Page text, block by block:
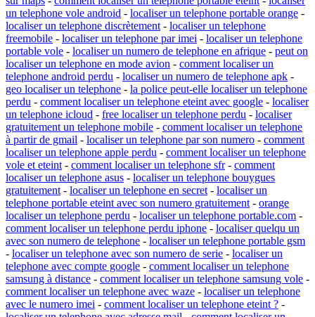
un telephone vole android - localiser un telephone portable orange -
localiser un telephone discrètement - localiser un telephone
freemobile - localiser un telephone par imei - localiser un telephone
portable vole - localiser un numero de telephone en afrique - peut on
localiser un telephone en mode avion - comment localiser un
telephone android perdu - localiser un numero de telephone apk -
geo localiser un telephone - la police peut-elle localiser un telephone
perdu - comment localiser un telephone eteint avec google - localiser
un telephone icloud - free localiser un telephone perdu - localiser
gratuitement un telephone mobile - comment localiser un telephone
à partir de gmail - localiser un telephone par son numero - comment
localiser un telephone apple perdu - comment localiser un telephone
vole et eteint - comment localiser un telephone sfr- comment
localiser un telephone asus - localiser un telephone bouygues
gratuitement - localiser un telephone en secret - localiser un
telephone portable eteint avec son numero gratuitement - orange
localiser un telephone perdu - localiser un telephone portable.com -
comment localiser un telephone perdu iphone - localiser quelqu un
avec son numero de telephone - localiser un telephone portable gsm
- localiser un telephone avec son numero de serie - localiser un
telephone avec compte google - comment localiser un telephone
samsung à distance - comment localiser un telephone samsung vole -
comment localiser un telephone avec waze - localiser un telephone
avec le numero imei - comment localiser un telephone eteint ? -